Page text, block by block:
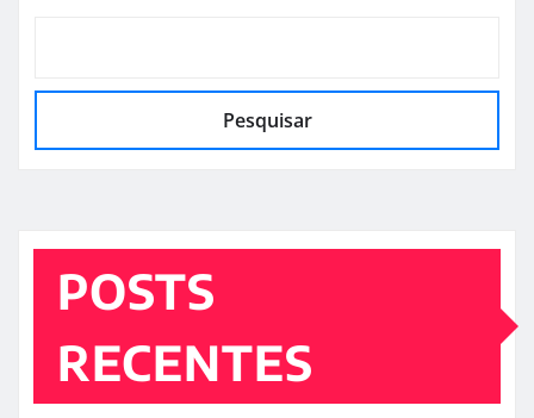
Pesquisar
POSTS
RECENTES